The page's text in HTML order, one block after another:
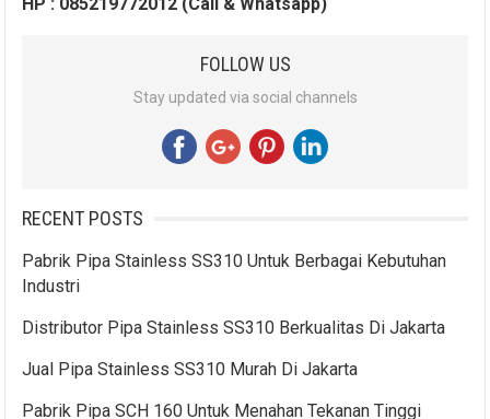
FOLLOW US
Stay updated via social channels
RECENT POSTS
Pabrik Pipa Stainless SS310 Untuk Berbagai Kebutuhan
Industri
Distributor Pipa Stainless SS310 Berkualitas Di Jakarta
Jual Pipa Stainless SS310 Murah Di Jakarta
Pabrik Pipa SCH 160 Untuk Menahan Tekanan Tinggi